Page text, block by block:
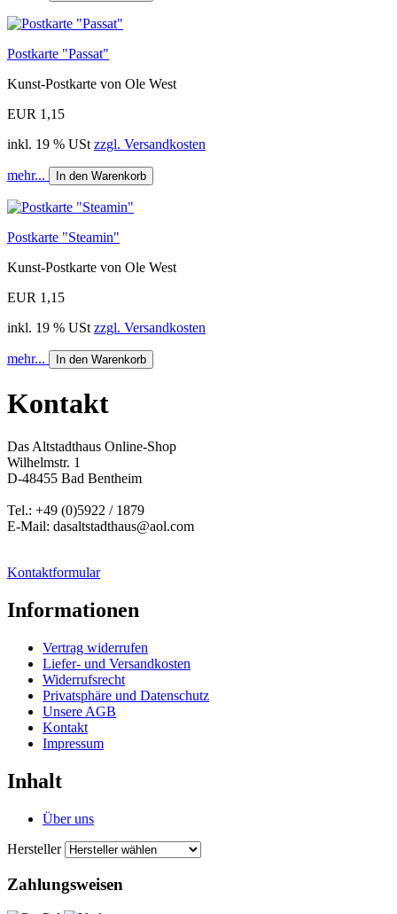
Postkarte "Passat"
Kunst-Postkarte von Ole West
EUR 1,15
inkl. 19 % USt zzgl. Versandkosten
mehr... In den Warenkorb
Postkarte "Steamin"
Kunst-Postkarte von Ole West
EUR 1,15
inkl. 19 % USt zzgl. Versandkosten
mehr... In den Warenkorb
Kontakt
Das Altstadthaus Online-Shop
Wilhelmstr. 1
D-48455 Bad Bentheim
Tel.: +49 (0)5922 / 1879
E-Mail: dasaltstadthaus@aol.com
Kontaktformular
Informationen
Vertrag widerrufen
Liefer- und Versandkosten
Widerrufsrecht
Privatsphäre und Datenschutz
Unsere AGB
Kontakt
Impressum
Inhalt
Über uns
Hersteller
Zahlungsweisen